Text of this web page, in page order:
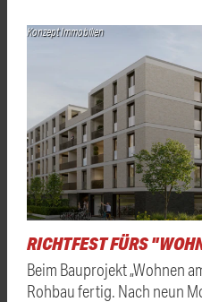
Konzept Immobilien
RICHTFEST FÜRS
Beim Bauprojekt „Wohnen
Rohbau fertig. Nach neun